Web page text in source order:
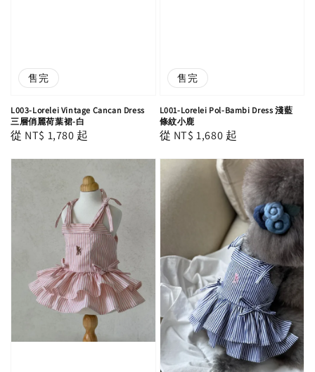
售完
L003-Lorelei Vintage Cancan Dress
三層俏麗荷葉裙-白
Regular
從 NT$ 1,780 起
售完
L001-Lorelei Pol-Bambi Dress 淺藍
條紋小鹿
Regular
從 NT$ 1,680 起